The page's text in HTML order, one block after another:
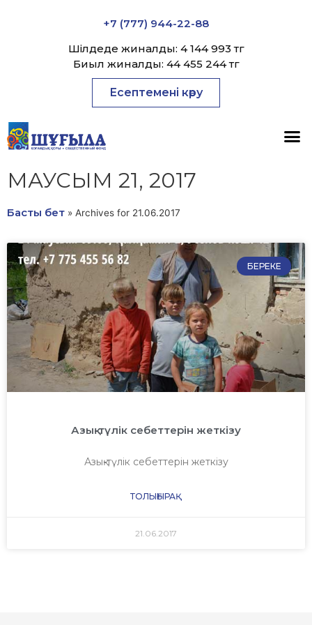
+7 (777) 944-22-88
Шілдеде жиналды: 4 144 993 тг
Биыл жиналды: 44 455 244 тг
Есептемені көру
МАУСЫМ 21, 2017
Басты бет » Archives for 21.06.2017
БЕРЕКЕ
Азық-түлік себеттерін жеткізу
Азық-түлік себеттерін жеткізу
ТОЛЫҒЫРАҚ
21.06.2017